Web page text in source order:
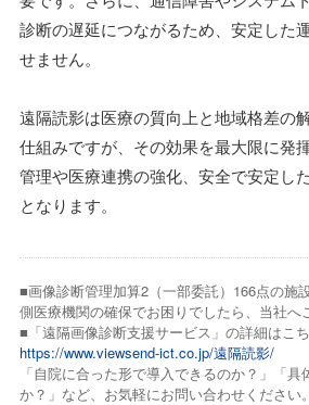
診断の遅延につながるため、安定した
せません。
遠隔読影は医療の質向上と地域格差の
仕組みですが、その効果を最大限に発
管理や医療連携の強化、安全で安定し
となります。
■画像診断管理加算2（⼀部委託）166点の施
側医療機関の確保でお困りでしたら、当社へ
■「遠隔画像診断支援サービス」の詳細はこ
https://www.viewsend-ict.co.jp/遠隔読影/
「自院に合った形で導入できるのか？」「
か？」など、お気軽にお問い合わせください。